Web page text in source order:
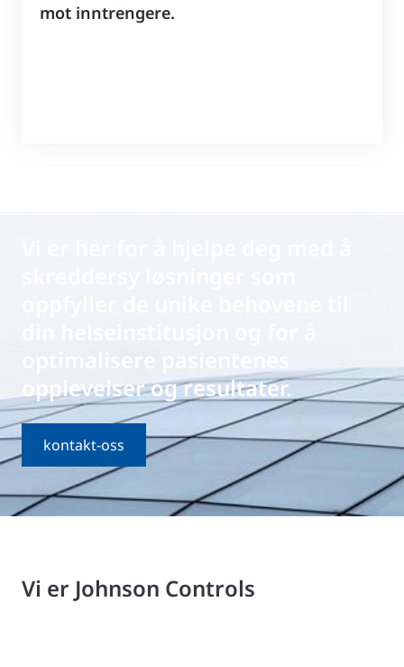
mot inntrengere.
opplevelser og resultater.
kontakt-oss
Vi er Johnson Controls